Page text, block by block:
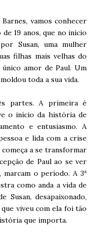
vamos conhecer
19 anos, que no início
Susan, uma mulher
filhas mais velhas do
amor de Paul. Um
toda a sua vida.
partes. A primeira é
o início da história de
e entusiasmo. A
e lida com a crise
a se transformar
de Paul ao se ver
o período. A 3ª
como anda a vida de
Susan, desapaixonado,
viveu com ela foi tão
que importa.